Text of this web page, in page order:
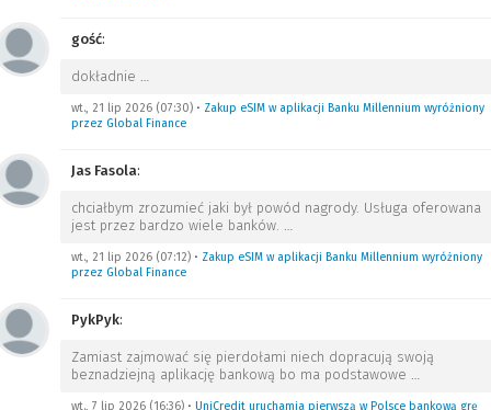
gość:
dokładnie …
wt., 21 lip 2026 (07:30) • Zakup eSIM w aplikacji Banku Millennium wyróżniony
przez Global Finance
Jas Fasola:
chciałbym zrozumieć jaki był powód nagrody. Usługa oferowana
jest przez bardzo wiele banków. …
wt., 21 lip 2026 (07:12) • Zakup eSIM w aplikacji Banku Millennium wyróżniony
przez Global Finance
PykPyk:
Zamiast zajmować się pierdołami niech dopracują swoją
beznadziejną aplikację bankową bo ma podstawowe …
wt., 7 lip 2026 (16:36) • UniCredit uruchamia pierwszą w Polsce bankową grę